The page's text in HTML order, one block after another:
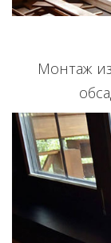
Монтаж